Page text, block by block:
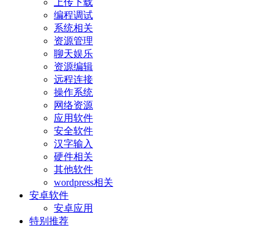
上传下载
编程调试
系统相关
资源管理
聊天娱乐
资源编辑
远程连接
操作系统
网络资源
应用软件
安全软件
汉字输入
硬件相关
其他软件
wordpress相关
安卓软件
安卓应用
特别推荐